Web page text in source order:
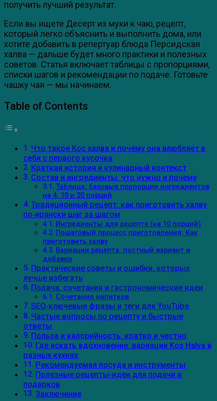
получить лучший результат.
Если вы ищете Десерт из муки к чаю, рецепт,
который легко объяснить и выполнить дома, или
хотите добавить в репертуар блюда Персидская
халва — дальше будет много практики и полезных
советов. Статья включает таблицы с пропорциями,
списки шагов и рекомендации по подаче. Готовьте
чашку чая — мы начинаем.
Table of Contents
Что такое Кос халва и почему она влюбляет в
себя с первого кусочка
Краткая история и кулинарный контекст
Состав и ингредиенты: что нужно и почему
Таблица: базовые пропорции ингредиентов
на 4, 10 и 20 порций
Традиционный рецепт: как приготовить халву
по‑ирански шаг за шагом
Ингредиенты для рецепта (на 10 порций)
Пошаговый процесс приготовления: Как
приготовить халву
Вариации рецепта: постный вариант и
добавки
Практические советы и ошибки, которых
лучше избегать
Подача, сочетания и гастрономические идеи
Сочетания напитков
SEO‑ключевые фразы и теги для YouTube
Частые вопросы по рецепту и быстрые
ответы
Польза и калорийность: кратко и честно
Где искать вдохновение: вариации Kos Halva в
разных кухнях
Рекомендуемая посуда и инструменты
Полезные рецепты-идеи для подачи и
подарков
Заключение